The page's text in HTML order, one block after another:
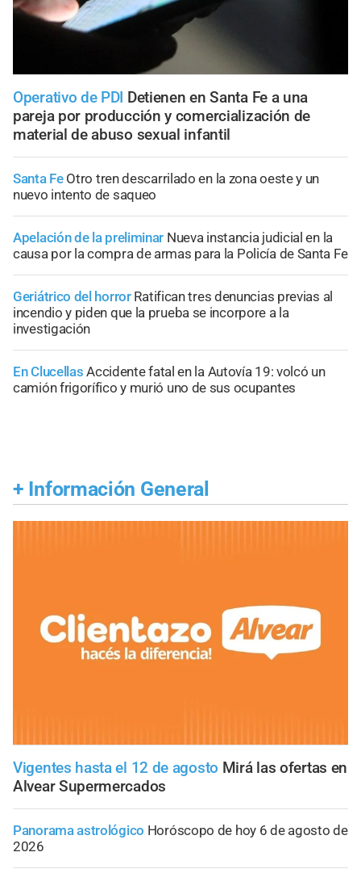
Operativo de PDI Detienen en Santa Fe a una
pareja por producción y comercialización de
material de abuso sexual infantil
Santa Fe Otro tren descarrilado en la zona oeste y un
nuevo intento de saqueo
Apelación de la preliminar Nueva instancia judicial en la
causa por la compra de armas para la Policía de Santa Fe
Geriátrico del horror Ratifican tres denuncias previas al
incendio y piden que la prueba se incorpore a la
investigación
En Clucellas Accidente fatal en la Autovía 19: volcó un
camión frigorífico y murió uno de sus ocupantes
+ Información General
Vigentes hasta el 12 de agosto Mirá las ofertas en
Alvear Supermercados
Panorama astrológico Horóscopo de hoy 6 de agosto de
2026